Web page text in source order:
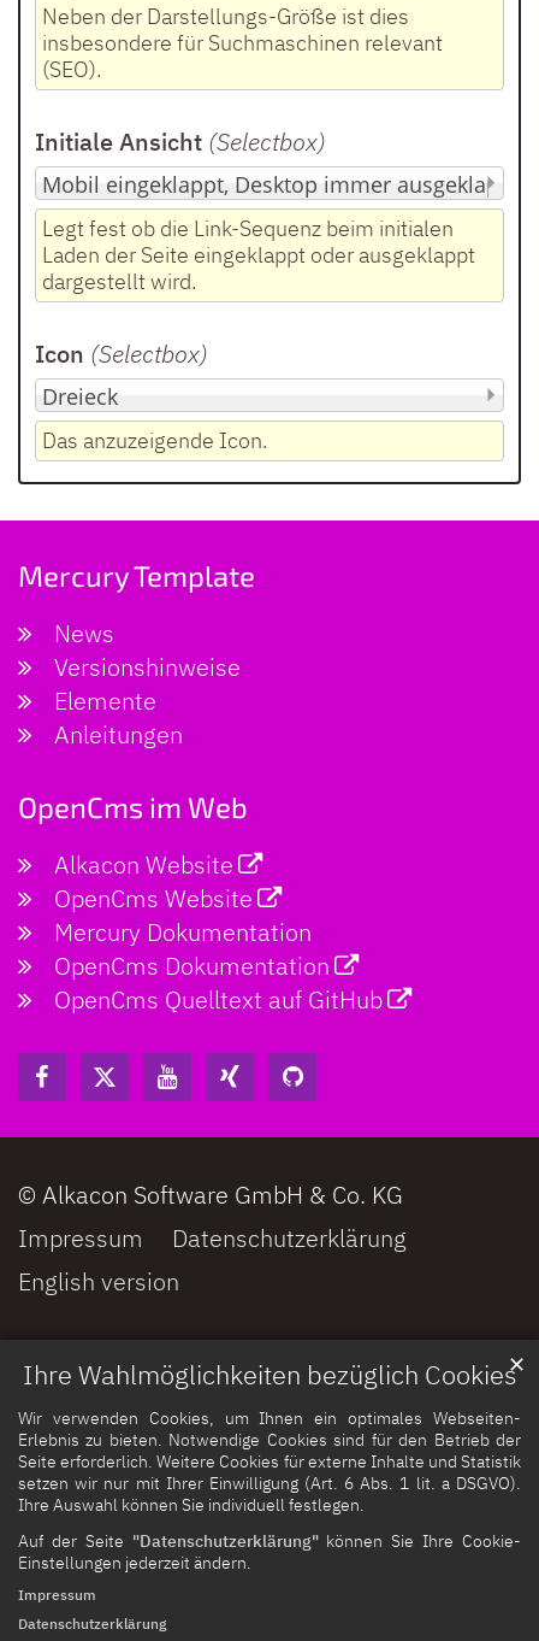
Ihre Wahlmöglichkeiten bezüglich Cookies
Wir verwenden Cookies, um Ihnen ein optimales Webseiten-
Erlebnis zu bieten. Notwendige Cookies sind für den Betrieb der
Seite erforderlich. Weitere Cookies für externe Inhalte und Statistik
setzen wir nur mit Ihrer Einwilligung (Art. 6 Abs. 1 lit. a DSGVO).
Ihre Auswahl können Sie individuell festlegen.
Auf der Seite "Datenschutzerklärung"können Sie Ihre Cookie-
Einstellungen jederzeit ändern.
✕
Impressum
Datenschutzerklärung
Neben der Darstellungs-Größe ist dies
insbesondere für Suchmaschinen relevant
(SEO).
Initiale Ansicht (Selectbox)
Legt fest ob die Link-Sequenz beim initialen
Laden der Seite eingeklappt oder ausgeklappt
dargestellt wird.
Icon (Selectbox)
Das anzuzeigende Icon.
Mercury Template
News
Versionshinweise
Elemente
Anleitungen
OpenCms im Web
Alkacon Website
OpenCms Website
Mercury Dokumentation
OpenCms Dokumentation
OpenCms Quelltext auf GitHub
© Alkacon Software GmbH & Co. KG
Impressum
Datenschutzerklärung
English version